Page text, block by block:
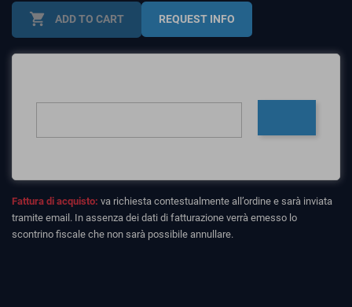
shopping_cart ADD TO CART REQUEST INFO
Fattura di acquisto: va richiesta contestualmente all’ordine e sarà inviata
tramite email. In assenza dei dati di fatturazione verrà emesso lo
scontrino fiscale che non sarà possibile annullare.